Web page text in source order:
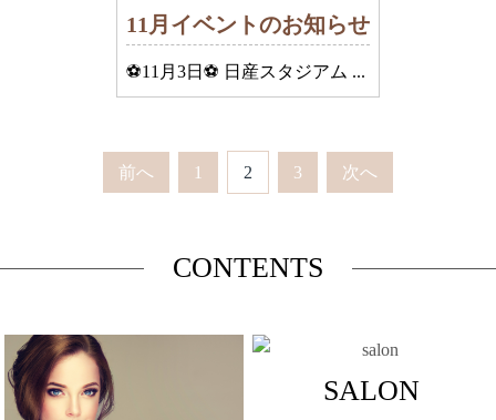
11月イベントのお知らせ
⚽11月3日⚽ 日産スタジアム ...
前へ 1 2 3 次へ
CONTENTS
SALON